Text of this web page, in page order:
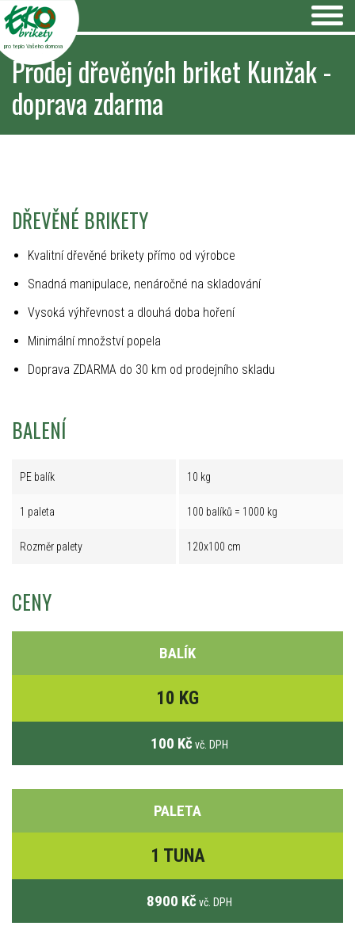
pro teplo Vašeho domova
Prodej dřevěných briket Kunžak -
doprava zdarma
DŘEVĚNÉ BRIKETY
Kvalitní dřevěné brikety přímo od výrobce
Snadná manipulace, nenáročné na skladování
Vysoká výhřevnost a dlouhá doba hoření
Minimální množství popela
Doprava ZDARMA do 30 km od prodejního skladu
BALENÍ
PE balík 10 kg
1 paleta 100 balíků = 1000 kg
Rozměr palety 120x100 cm
CENY
BALÍK
10 KG
100 Kč vč. DPH
PALETA
1 TUNA
8900 Kč vč. DPH